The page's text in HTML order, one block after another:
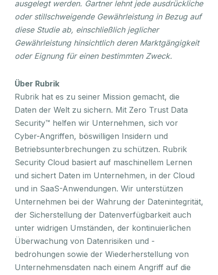
ausgelegt werden. Gartner lehnt jede ausdrückliche
oder stillschweigende Gewährleistung in Bezug auf
diese Studie ab, einschließlich jeglicher
Gewährleistung hinsichtlich deren Marktgängigkeit
oder Eignung für einen bestimmten Zweck.
Über Rubrik
Rubrik hat es zu seiner Mission gemacht, die
Daten der Welt zu sichern. Mit Zero Trust Data
Security™ helfen wir Unternehmen, sich vor
Cyber-Angriffen, böswilligen Insidern und
Betriebsunterbrechungen zu schützen. Rubrik
Security Cloud basiert auf maschinellem Lernen
und sichert Daten im Unternehmen, in der Cloud
und in SaaS-Anwendungen. Wir unterstützen
Unternehmen bei der Wahrung der Datenintegrität,
der Sicherstellung der Datenverfügbarkeit auch
unter widrigen Umständen, der kontinuierlichen
Überwachung von Datenrisiken und -
bedrohungen sowie der Wiederherstellung von
Unternehmensdaten nach einem Angriff auf die